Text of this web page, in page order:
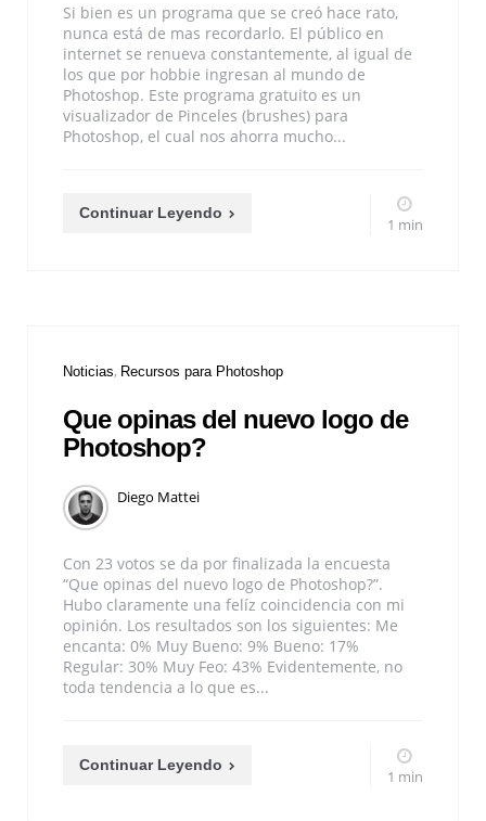
Si bien es un programa que se creó hace rato,
nunca está de mas recordarlo. El público en
internet se renueva constantemente, al igual de
los que por hobbie ingresan al mundo de
Photoshop. Este programa gratuito es un
visualizador de Pinceles (brushes) para
Photoshop, el cual nos ahorra mucho...
Continuar Leyendo
1 min
Noticias Recursos para Photoshop
Que opinas del nuevo logo de
Photoshop?
Diego Mattei
Con 23 votos se da por finalizada la encuesta
“Que opinas del nuevo logo de Photoshop?”.
Hubo claramente una felíz coincidencia con mi
opinión. Los resultados son los siguientes: Me
encanta: 0% Muy Bueno: 9% Bueno: 17%
Regular: 30% Muy Feo: 43% Evidentemente, no
toda tendencia a lo que es...
Continuar Leyendo
1 min